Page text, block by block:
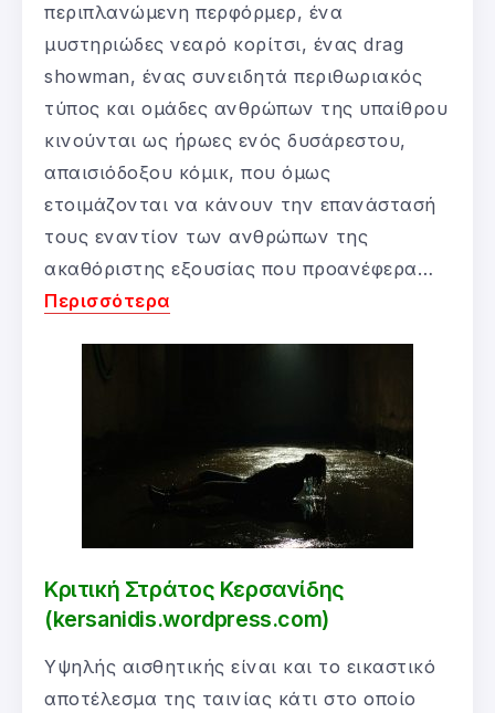
περιπλανώμενη περφόρμερ, ένα
μυστηριώδες νεαρό κορίτσι, ένας drag
showman, ένας συνειδητά περιθωριακός
τύπος και ομάδες ανθρώπων της υπαίθρου
κινούνται ως ήρωες ενός δυσάρεστου,
απαισιόδοξου κόμικ, που όμως
ετοιμάζονται να κάνουν την επανάστασή
τους εναντίον των ανθρώπων της
ακαθόριστης εξουσίας που προανέφερα…
Περισσότερα
Κριτική Στράτος Κερσανίδης
(kersanidis.wordpress.com)
Υψηλής αισθητικής είναι και το εικαστικό
αποτέλεσμα της ταινίας κάτι στο οποίο